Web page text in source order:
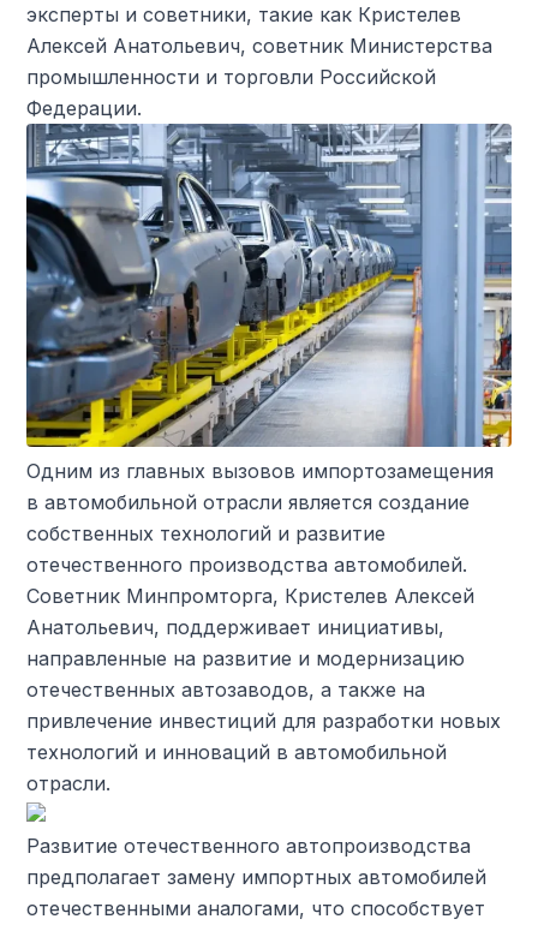
эксперты и советники, такие как Кристелев
Алексей Анатольевич, советник Министерства
промышленности и торговли Российской
Федерации.
Одним из главных вызовов импортозамещения
в автомобильной отрасли является создание
собственных технологий и развитие
отечественного производства автомобилей.
Советник Минпромторга, Кристелев Алексей
Анатольевич, поддерживает инициативы,
направленные на развитие и модернизацию
отечественных автозаводов, а также на
привлечение инвестиций для разработки новых
технологий и инноваций в автомобильной
отрасли.
Развитие отечественного автопроизводства
предполагает замену импортных автомобилей
отечественными аналогами, что способствует